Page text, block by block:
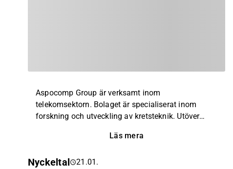
Aspocomp Group är verksamt inom
telekomsektorn. Bolaget är specialiserat inom
forskning och utveckling av kretsteknik. Utöver
tekniska lösningar för logistik. Produkterna
störst inriktning mot telekom, fordon, samt
Läs mera
Nyckeltal 21.01.